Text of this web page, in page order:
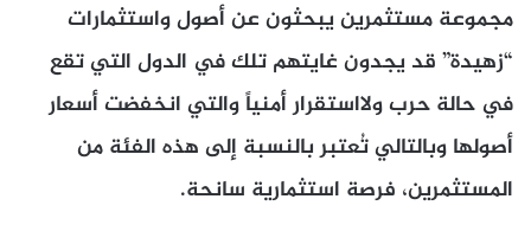
مجموعة مستثمرين يبحثون عن أصول واستثمارات
“زهيدة” قد يجدون غايتهم تلك في الدول التي تقع
في حالة حرب ولااستقرار أمنياً والتي انخفضت أسعار
أصولها وبالتالي تُعتبر بالنسبة إلى هذه الفئة من
المستثمرين، فرصة استثمارية سانحة.